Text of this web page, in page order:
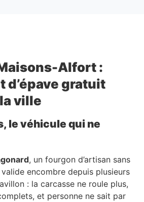
Alfort :
d’épave gratuit
ville
le véhicule qui ne
, un fourgon d’artisan sans
encombre depuis plusieurs
: la carcasse ne roule plus,
et personne ne sait par